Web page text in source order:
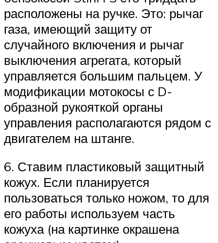
расположены на ручке. Это: рычаг
газа, имеющий защиту от
случайного включения и рычаг
выключения агрегата, который
управляется большим пальцем. У
модификации мотокосы с D-
образной рукояткой органы
управления располагаются рядом с
двигателем на штанге.
6. Ставим пластиковый защитный
кожух. Если планируется
пользоваться только ножом, то для
его работы используем часть
кожуха (на картинке окрашена